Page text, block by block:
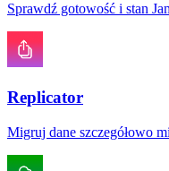
Sprawdź gotowość i stan
Replicator
Migruj dane szczegółowo